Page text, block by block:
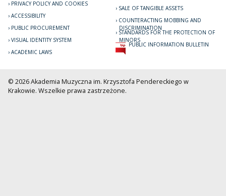
PRIVACY POLICY AND COOKIES
ACCESSIBILITY
PUBLIC PROCUREMENT
VISUAL IDENTITY SYSTEM
ACADEMIC LAWS
SALE OF TANGIBLE ASSETS
COUNTERACTING MOBBING AND
DISCRIMINATION
STANDARDS FOR THE PROTECTION OF
MINORS
PUBLIC INFORMATION BULLETIN
© 2026 Akademia Muzyczna im. Krzysztofa Pendereckiego w
Krakowie. Wszelkie prawa zastrzeżone.